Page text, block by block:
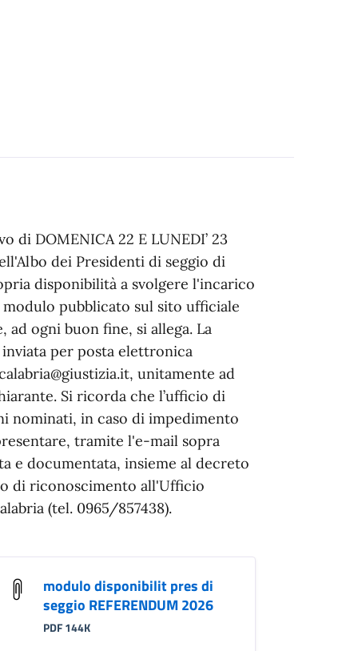
DOMENICA 22 E LUNEDI’ 23
dei Presidenti di seggio di
disponibilità a svolgere l'incarico
pubblicato sul sito ufficiale
ad ogni buon fine, si allega. La
per posta elettronica
unitamente ad
Si ricorda che l’ufficio di
nominati, in caso di impedimento
tramite l'e-mail sopra
e documentata, insieme al decreto
di riconoscimento all'Ufficio
(tel. 0965/857438).
modulo disponibilit pres di
seggio REFERENDUM 2026
PDF 144K